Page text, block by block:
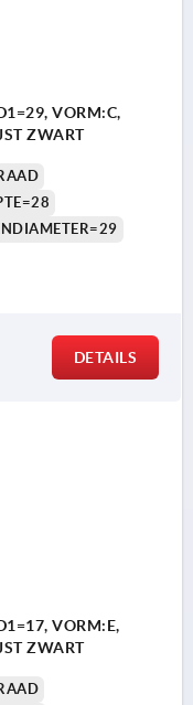
VORM:C,
ZWART
DETAILS
VORM:E,
ZWART